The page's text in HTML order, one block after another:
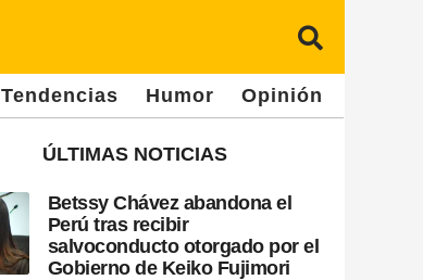
Tendencias Humor Opinión
ÚLTIMAS NOTICIAS
Betssy Chávez abandona el
Perú tras recibir
salvoconducto otorgado por el
Gobierno de Keiko Fujimori